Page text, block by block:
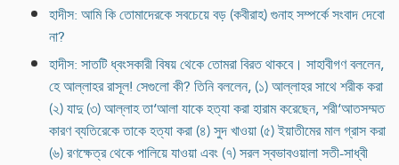
হাদীস: আমি কি তোমাদেরকে সবচেয়ে বড় (কবীরাহ) গুনাহ সম্পর্কে সংবাদ দেবো
না?
হাদীস: সাতটি ধ্বংসকারী বিষয় থেকে তোমরা বিরত থাকবে। সাহাবীগণ বললেন,
হে আল্লাহর রাসূল! সেগুলো কী? তিনি বললেন, (১) আল্লাহর সাথে শরীক করা
(২) যাদু (৩) আল্লাহ তা‘আলা যাকে হত্যা করা হারাম করেছেন, শরী‘আতসম্মত
কারণ ব্যতিরেকে তাকে হত্যা করা (৪) সুদ খাওয়া (৫) ইয়াতীমের মাল গ্রাস করা
(৬) রণক্ষেত্র থেকে পালিয়ে যাওয়া এবং (৭) সরল স্বভাবওয়ালা সতী-সাধ্বী